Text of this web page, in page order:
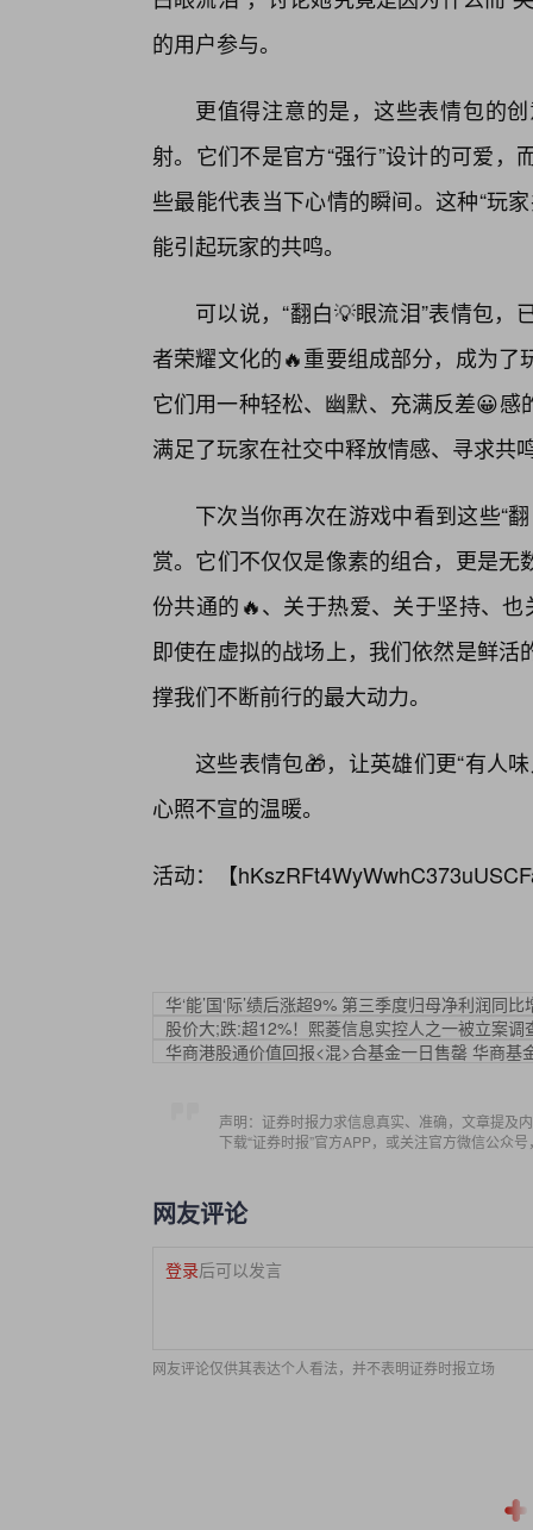
的用户参与。
更值得注意的是，这些表情包的
射。它们不是官方“强行”设计的可爱
些最能代表当下心情的瞬间。这种“玩
能引起玩家的共鸣。
可以说，“翻白💡眼流泪”表情包
者荣耀文化的🔥重要组成部分，成为
它们用一种轻松、幽默、充满反差😀
满足了玩家在社交中释放情感、寻求共
下次当你再次在游戏中看到这些“
赏。它们不仅仅是像素的组合，更是
份共通的🔥、关于热爱、关于坚持、
即使在虚拟的战场上，我们依然是鲜
撑我们不断前行的最大动力。
这些表情包🎁，让英雄们更“有人
心照不宣的温暖。
活动：【
华‘能’国‘际’绩后涨超9% 第三季度归母净利润同
股价大;跌:超12%！熙菱信息实控人之一被立案
华商港股通价值回报<混>合基金一日售罄 华商基
声明：证券时报力求信息真实、准确，文章提及
下载“证券时报”官方APP，或关注官方微信公众
网友评论
登录后可以发言
网友评论仅供其表达个人看法，并不表明证券时报立场